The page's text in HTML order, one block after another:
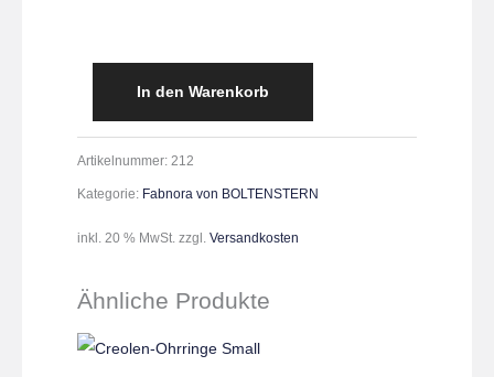
In den Warenkorb
Artikelnummer: 212
Kategorie: Fabnora von BOLTENSTERN
inkl. 20 % MwSt. zzgl. Versandkosten
Ähnliche Produkte